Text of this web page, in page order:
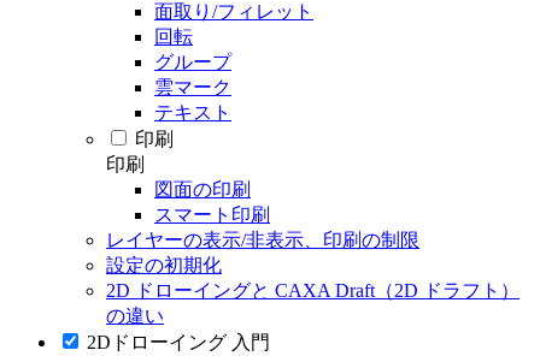
面取り/フィレット
回転
グループ
雲マーク
テキスト
印刷
印刷
図面の印刷
スマート印刷
レイヤーの表示/非表示、印刷の制限
設定の初期化
2D ドローイングと CAXA Draft（2D ドラフト）
の違い
2Dドローイング 入門